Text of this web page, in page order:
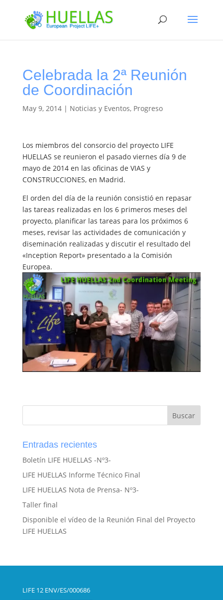
Celebrada la 2ª Reunión
de Coordinación
May 9, 2014| Noticias y Eventos, Progreso
Los miembros del consorcio del proyecto LIFE
HUELLAS se reunieron el pasado viernes día 9 de
mayo de 2014 en las oficinas de VIAS y
CONSTRUCCIONES, en Madrid.
El orden del día de la reunión consistió en repasar
las tareas realizadas en los 6 primeros meses del
proyecto, planificar las tareas para los próximos 6
meses, revisar las actividades de comunicación y
diseminación realizadas y discutir el resultado del
«Inception Report» presentado a la Comisión
Europea.
Entradas recientes
Boletín LIFE HUELLAS -Nº3-
LIFE HUELLAS Informe Técnico Final
LIFE HUELLAS Nota de Prensa- Nº3-
Taller final
Disponible el vídeo de la Reunión Final del Proyecto
LIFE HUELLAS
LIFE 12 ENV/ES/000686